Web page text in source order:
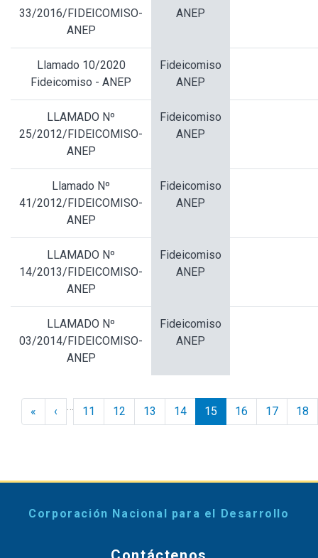
33/2016/FIDEICOMISO-
ANEP
ANEP
Llamado 10/2020
Fideicomiso - ANEP
Fideicomiso
ANEP
LLAMADO Nº
25/2012/FIDEICOMISO-
ANEP
Fideicomiso
ANEP
Llamado Nº
41/2012/FIDEICOMISO-
ANEP
Fideicomiso
ANEP
LLAMADO Nº
14/2013/FIDEICOMISO-
ANEP
Fideicomiso
ANEP
LLAMADO Nº
03/2014/FIDEICOMISO-
ANEP
Fideicomiso
ANEP
Paginación
« « Inicio
‹ ‹ Anterior
… 11 12 13 14 15 16 17 18
Corporación Nacional para el Desarrollo